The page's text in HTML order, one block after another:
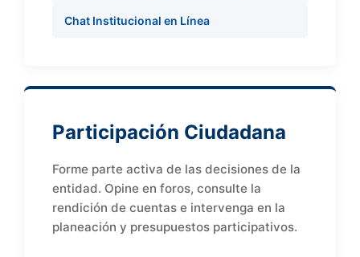
Chat Institucional en Línea
Participación Ciudadana
Forme parte activa de las decisiones de la
entidad. Opine en foros, consulte la
rendición de cuentas e intervenga en la
planeación y presupuestos participativos.